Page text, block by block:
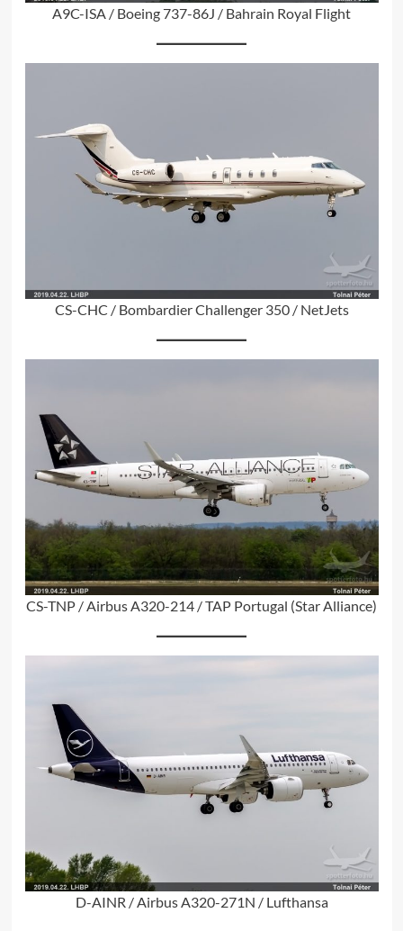
A9C-ISA / Boeing 737-86J / Bahrain Royal Flight
CS-CHC / Bombardier Challenger 350 / NetJets
CS-TNP / Airbus A320-214 / TAP Portugal (Star Alliance)
D-AINR / Airbus A320-271N / Lufthansa